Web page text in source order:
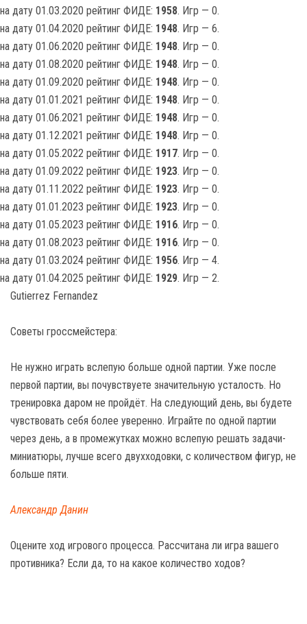
на дату 01.03.2020 рейтинг ФИДЕ: 1958. Игр — 0.
на дату 01.04.2020 рейтинг ФИДЕ: 1948. Игр — 6.
на дату 01.06.2020 рейтинг ФИДЕ: 1948. Игр — 0.
на дату 01.08.2020 рейтинг ФИДЕ: 1948. Игр — 0.
на дату 01.09.2020 рейтинг ФИДЕ: 1948. Игр — 0.
на дату 01.01.2021 рейтинг ФИДЕ: 1948. Игр — 0.
на дату 01.06.2021 рейтинг ФИДЕ: 1948. Игр — 0.
на дату 01.12.2021 рейтинг ФИДЕ: 1948. Игр — 0.
на дату 01.05.2022 рейтинг ФИДЕ: 1917. Игр — 0.
на дату 01.09.2022 рейтинг ФИДЕ: 1923. Игр — 0.
на дату 01.11.2022 рейтинг ФИДЕ: 1923. Игр — 0.
на дату 01.01.2023 рейтинг ФИДЕ: 1923. Игр — 0.
на дату 01.05.2023 рейтинг ФИДЕ: 1916. Игр — 0.
на дату 01.08.2023 рейтинг ФИДЕ: 1916. Игр — 0.
на дату 01.03.2024 рейтинг ФИДЕ: 1956. Игр — 4.
на дату 01.04.2025 рейтинг ФИДЕ: 1929. Игр — 2.
Gutierrez Fernandez
Советы гроссмейстера:
Не нужно играть вслепую больше одной партии. Уже после
первой партии, вы почувствуете значительную усталость. Но
тренировка даром не пройдёт. На следующий день, вы будете
чувствовать себя более уверенно. Играйте по одной партии
через день, а в промежутках можно вслепую решать задачи-
миниатюры, лучше всего двухходовки, с количеством фигур, не
больше пяти.
Александр Данин
Оцените ход игрового процесса. Рассчитана ли игра вашего
противника? Если да, то на какое количество ходов?